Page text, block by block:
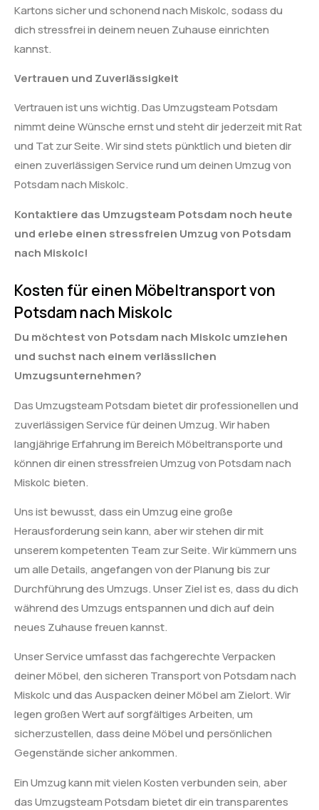
Kartons sicher und schonend nach Miskolc, sodass du
dich stressfrei in deinem neuen Zuhause einrichten
kannst.
Vertrauen und Zuverlässigkeit
Vertrauen ist uns wichtig. Das Umzugsteam Potsdam
nimmt deine Wünsche ernst und steht dir jederzeit mit Rat
und Tat zur Seite. Wir sind stets pünktlich und bieten dir
einen zuverlässigen Service rund um deinen Umzug von
Potsdam nach Miskolc.
Kontaktiere das Umzugsteam Potsdam noch heute
und erlebe einen stressfreien Umzug von Potsdam
nach Miskolc!
Kosten für einen Möbeltransport von
Potsdam nach Miskolc
Du möchtest von Potsdam nach Miskolc umziehen
und suchst nach einem verlässlichen
Umzugsunternehmen?
Das Umzugsteam Potsdam bietet dir professionellen und
zuverlässigen Service für deinen Umzug. Wir haben
langjährige Erfahrung im Bereich Möbeltransporte und
können dir einen stressfreien Umzug von Potsdam nach
Miskolc bieten.
Uns ist bewusst, dass ein Umzug eine große
Herausforderung sein kann, aber wir stehen dir mit
unserem kompetenten Team zur Seite. Wir kümmern uns
um alle Details, angefangen von der Planung bis zur
Durchführung des Umzugs. Unser Ziel ist es, dass du dich
während des Umzugs entspannen und dich auf dein
neues Zuhause freuen kannst.
Unser Service umfasst das fachgerechte Verpacken
deiner Möbel, den sicheren Transport von Potsdam nach
Miskolc und das Auspacken deiner Möbel am Zielort. Wir
legen großen Wert auf sorgfältiges Arbeiten, um
sicherzustellen, dass deine Möbel und persönlichen
Gegenstände sicher ankommen.
Ein Umzug kann mit vielen Kosten verbunden sein, aber
das Umzugsteam Potsdam bietet dir ein transparentes